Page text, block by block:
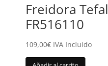
Freidora Tefal
FR516110
109,00€ IVA Incluido